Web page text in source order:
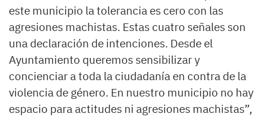
este municipio la tolerancia es cero con las
agresiones machistas. Estas cuatro señales son
una declaración de intenciones. Desde el
Ayuntamiento queremos sensibilizar y
concienciar a toda la ciudadanía en contra de la
violencia de género. En nuestro municipio no hay
espacio para actitudes ni agresiones machistas”,